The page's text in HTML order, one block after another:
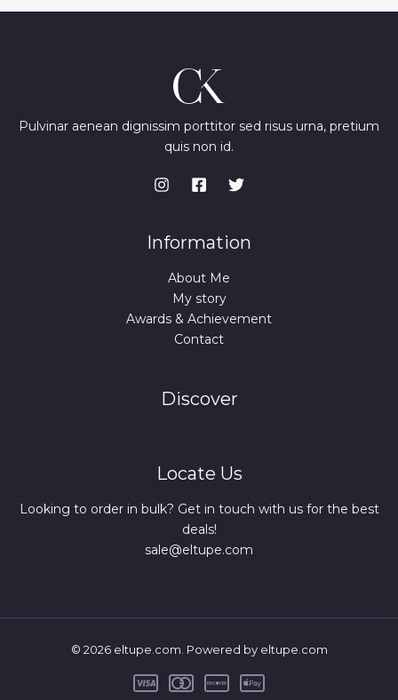
Pulvinar aenean dignissim porttitor sed risus urna, pretium
quis non id.
Information
About Me
My story
Awards & Achievement
Contact
Discover
Locate Us
Looking to order in bulk? Get in touch with us for the best
deals!
sale@eltupe.com
© 2026 eltupe.com. Powered by eltupe.com